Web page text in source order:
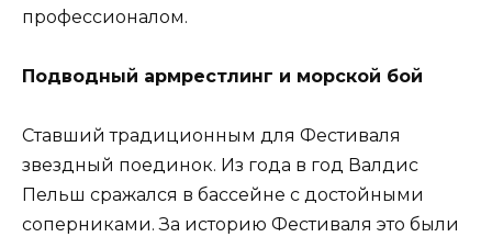
профессионалом.
Подводный армрестлинг и морской бой
Ставший традиционным для Фестиваля
звездный поединок. Из года в год Валдис
Пельш сражался в бассейне с достойными
соперниками. За историю Фестиваля это были